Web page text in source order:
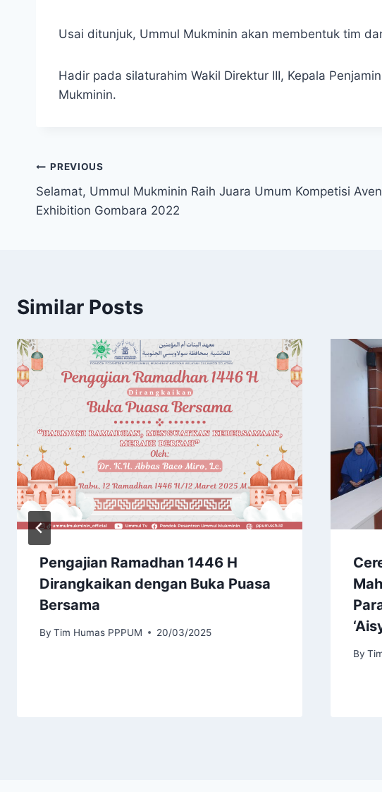
Usai ditunjuk, Ummul Mukminin akan membentuk tim
Hadir pada silaturahim Wakil Direktur III, Kepala
Mukminin.
PREVIOUS
Selamat, Ummul Mukminin Raih Juara Umum Kompetisi
Exhibition Gombara 2022
Similar Posts
Pengajian Ramadhan 1446 H
Dirangkaikan dengan Buka Puasa
Bersama
By Tim Humas PPPUM 20/03/2025
By